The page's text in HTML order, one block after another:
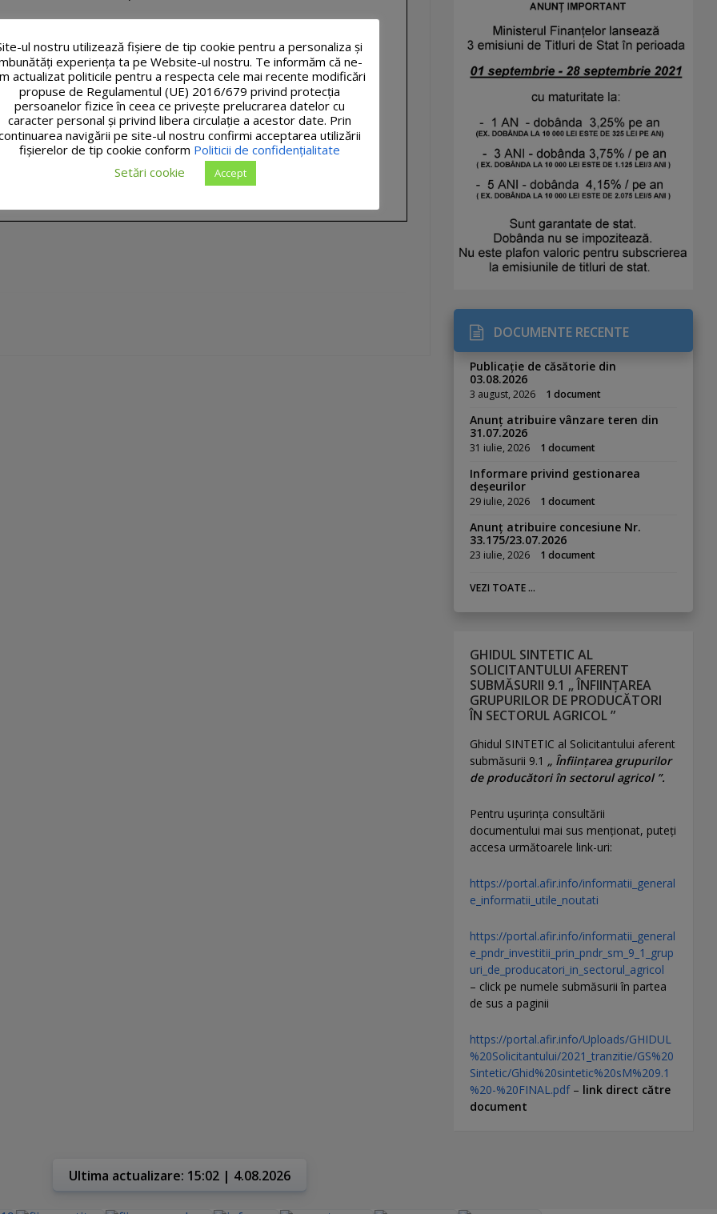
DOCUMENTE RECENTE
Publicație de căsătorie din
03.08.2026
3 august, 2026 1 document
Anunț atribuire vânzare teren din
31.07.2026
31 iulie, 2026 1 document
Informare privind gestionarea
deșeurilor
29 iulie, 2026 1 document
Anunț atribuire concesiune Nr.
33.175/23.07.2026
23 iulie, 2026 1 document
VEZI TOATE ...
GHIDUL SINTETIC AL
SOLICITANTULUI AFERENT
SUBMĂSURII 9.1 „ ÎNFIINȚAREA
GRUPURILOR DE PRODUCĂTORI
ÎN SECTORUL AGRICOL ”
Ghidul SINTETIC al Solicitantului aferent
submăsurii 9.1 „ Înființarea grupurilor
de producători în sectorul agricol ”.
Pentru uşurinţa consultării
documentului mai sus menţionat, puteţi
accesa următoarele link-uri:
https://portal.afir.info/informatii_general
e_informatii_utile_noutati
https://portal.afir.info/informatii_general
e_pndr_investitii_prin_pndr_sm_9_1_grup
uri_de_producatori_in_sectorul_agricol
– click pe numele submăsurii în partea
de sus a paginii
https://portal.afir.info/Uploads/GHIDUL
%20Solicitantului/2021_tranzitie/GS%20
Sintetic/Ghid%20sintetic%20sM%209.1
%20-%20FINAL.pdf– link direct către
document
Ultima actualizare: 15:02 | 4.08.2026
ul nostru utilizează fişiere de tip cookie pentru a personaliza și
experiența ta pe Website-ul nostru. Te informăm că ne-
actualizat politicile pentru a respecta cele mai recente modificări
propuse de Regulamentul (UE) 2016/679 privind protecția
persoanelor fizice în ceea ce privește prelucrarea datelor cu
caracter personal și privind libera circulație a acestor date. Prin
navigării pe site-ul nostru confirmi acceptarea utilizării
fişierelor de tip cookie conform Politicii de confidențialitate
Setări cookie
Accept